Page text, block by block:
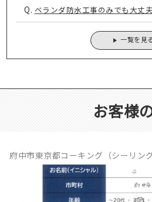
Q. ベランダ防水工事のみでも大丈
一覧を見
お客様
府中市東京都コーキング（シーリン